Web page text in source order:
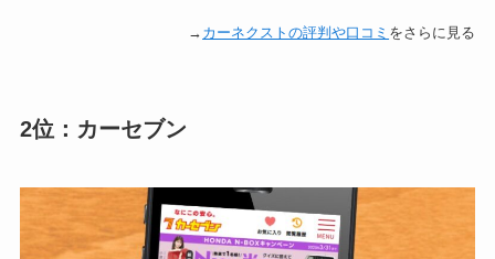
話がしたかった。
車を取りにくる業者
れてきたのですが、
連絡が着く直前でし
た。
→ カーネクストの評判や口コミ をさらに見る
2位：カーセブン